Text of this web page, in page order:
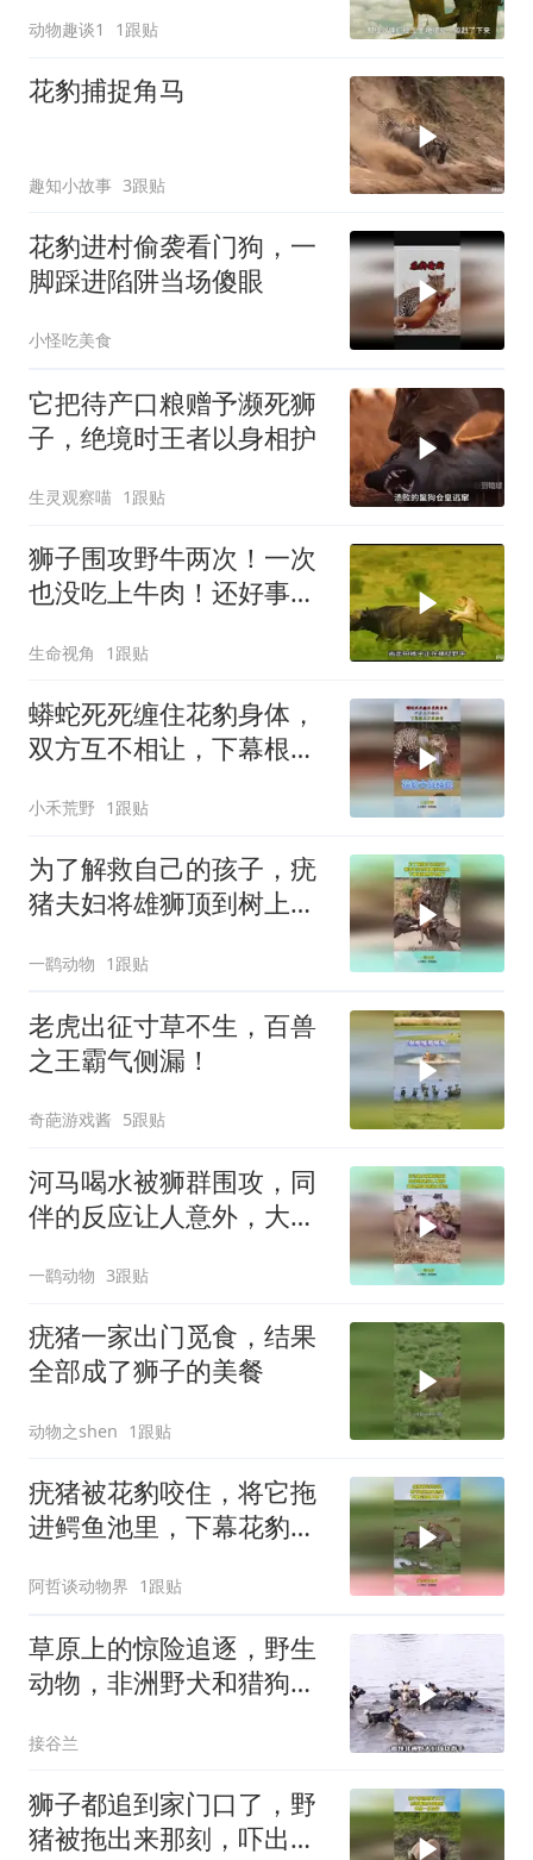
赶，看母狮卡丽如何用狩
猎夺回体面
动物趣谈1 1跟贴
花豹捕捉角马
趣知小故事 3跟贴
花豹进村偷袭看门狗，一
脚踩进陷阱当场傻眼
小怪吃美食
它把待产口粮赠予濒死狮
子，绝境时王者以身相护
生灵观察喵 1跟贴
狮子围攻野牛两次！一次
也没吃上牛肉！还好事不
生命视角 1跟贴
蟒蛇死死缠住花豹身体，
双方互不相让，下幕根本
小禾荒野 1跟贴
为了解救自己的孩子，疣
猪夫妇将雄狮顶到树上，
一鹞动物 1跟贴
老虎出征寸草不生，百兽
之王霸气侧漏！
奇葩游戏酱 5跟贴
河马喝水被狮群围攻，同
伴的反应让人意外，大自
一鹞动物 3跟贴
疣猪一家出门觅食，结果
全部成了狮子的美餐
动物之shen 1跟贴
疣猪被花豹咬住，将它拖
进鳄鱼池里，下幕花豹跑
阿哲谈动物界 1跟贴
草原上的惊险追逐，野生
动物，非洲野犬和猎狗大
接谷兰
狮子都追到家门口了，野
猪被拖出来那刻，吓出一